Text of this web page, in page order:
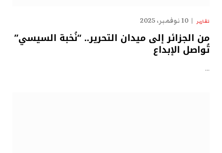
تقارير 10 نوفمبر، 2025
من الجزائر إلى ميدان التحرير.. “نُخبة السيسي”
تُواصل الإبداع
…